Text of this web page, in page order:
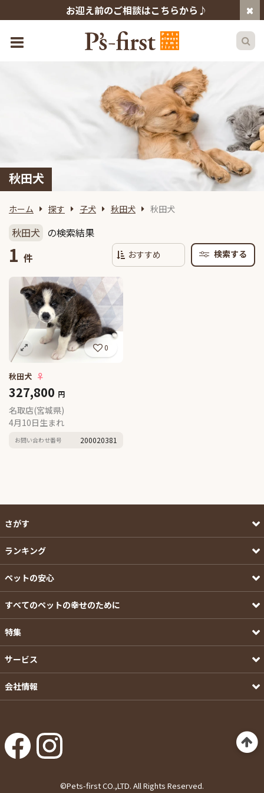
お迎え前のご相談はこちらから♪
秋田犬
ホーム 探す 子犬 秋田犬 秋田犬
秋田犬 の検索結果
1 件 検索する
0
秋田犬 ♀
327,800 円
名取店(宮城県)
4月10日生まれ
お問い合わせ番号 200020381
さがす
ランキング
ペットの安心
すべてのペットの幸せのために
特集
サービス
会社情報
©Pets-first CO.,LTD. All Rights Reserved.